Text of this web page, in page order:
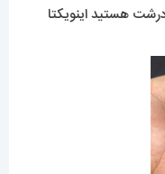
هستید اینویکتا